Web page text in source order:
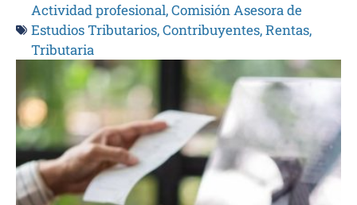
Actividad profesional,Comisión Asesora de
Estudios Tributarios,Contribuyentes,Rentas,
Tributaria